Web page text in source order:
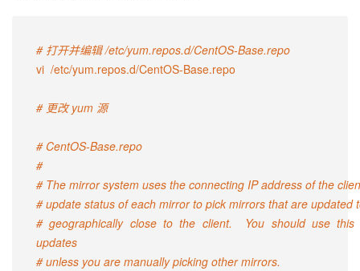
# 打开并编辑 /etc/yum.repos.d/CentOS-Base.repo
vi  /etc/yum.repos.d/CentOS-Base.repo
# 更改 yum 源
# CentOS-Base.repo
#
# The mirror system uses the connecting IP address of the
# update status of each mirror to pick mirrors that are updated
# geographically close to the client.  You should use this
updates
# unless you are manually picking other mirrors.